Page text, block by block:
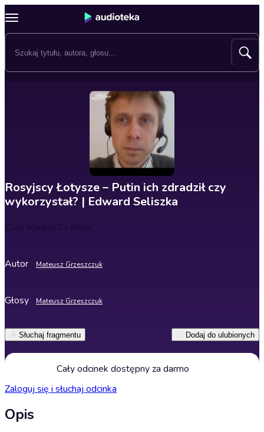
Rosyjscy Łotysze – Putin ich zdradził czy
wykorzystał? | Edward Seliszka
Czas trwania25 minut
Autor Mateusz Grzeszczuk
Głosy Mateusz Grzeszczuk
Słuchaj fragmentu Dodaj do ulubionych
Cały odcinek dostępny za darmo
Zaloguj się i słuchaj odcinka
Opis